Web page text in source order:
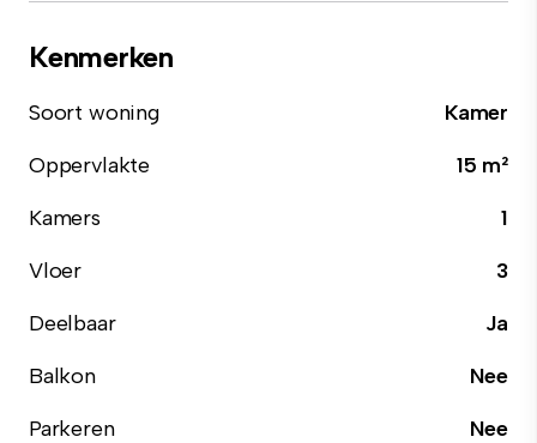
Kenmerken
Soort woning
Kamer
Oppervlakte
15 m²
Kamers
1
Vloer
3
Deelbaar
Ja
Balkon
Nee
Parkeren
Nee